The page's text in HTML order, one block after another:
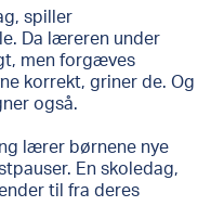
spiller
Da læreren under
men forgæves
korrekt, griner de. Og
også.
lærer børnene nye
En skoledag,
til fra deres